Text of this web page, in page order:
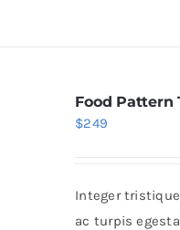
Food Pattern
$249
Integer
ac turpis